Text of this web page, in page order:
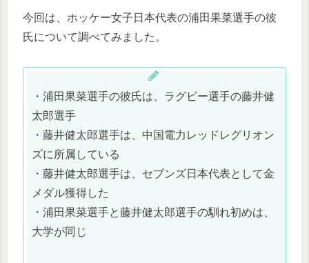
今回は、ホッケー女子日本代表の浦田果菜選手の彼
氏について調べてみました。
・浦田果菜選手の彼氏は、ラグビー選手の藤井健
太郎選手
・藤井健太郎選手は、中国電力レッドレグリオン
ズに所属している
・藤井健太郎選手は、セブンズ日本代表として金
メダル獲得した
・浦田果菜選手と藤井健太郎選手の馴れ初めは、
大学が同じ